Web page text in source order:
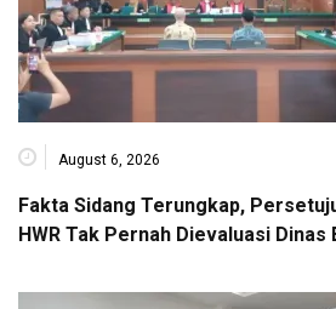
August 6, 2026
Fakta Sidang Terungkap,
HWR Tak Pernah Dievaluasi Dinas